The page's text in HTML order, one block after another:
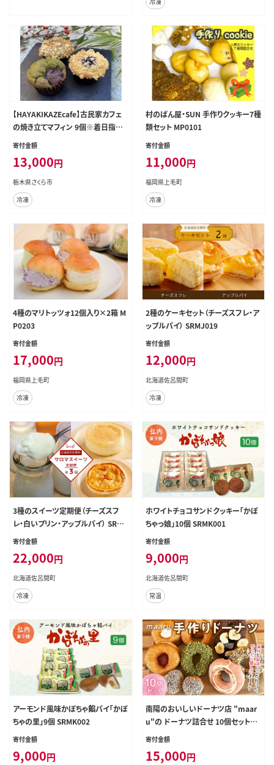
【HAYAKIKAZEcafe】古民家カフェ
の焼き立てマフィン 9個※着日指定
不可
寄付金額
13,000円
栃木県さくら市
冷凍
村のぱん屋・SUN 手作りクッキー7種
類セット MP0101
寄付金額
11,000円
福岡県上毛町
冷凍
4種のマリトッツォ12個入り×2箱 M
P0203
寄付金額
17,000円
福岡県上毛町
冷凍
2種のケーキセット（チーズスフレ・ア
ップルパイ） SRMJ019
寄付金額
12,000円
北海道佐呂間町
冷凍
3種のスイーツ定期便（チーズスフ
レ・白いプリン・アップルパイ） SRMJ
051
寄付金額
22,000円
北海道佐呂間町
冷凍
ホワイトチョコサンドクッキー「かぼ
ちゃっ娘」10個 SRMK001
寄付金額
9,000円
北海道佐呂間町
常温
アーモンド風味かぼちゃ餡パイ「かぼ
ちゃの里」9個 SRMK002
寄付金額
9,000円
南陽のおいしいドーナツ店 "maar
u"の ドーナツ詰合せ 10個セット
『ドーナツ店maaru』山形県 南陽市
寄付金額
15,000円